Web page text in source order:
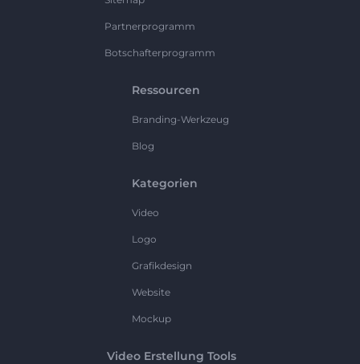
Partnerprogramm
Botschafterprogramm
Ressourcen
Branding-Werkzeug
Blog
Kategorien
Video
Logo
Grafikdesign
Website
Mockup
Video Erstellung Tools